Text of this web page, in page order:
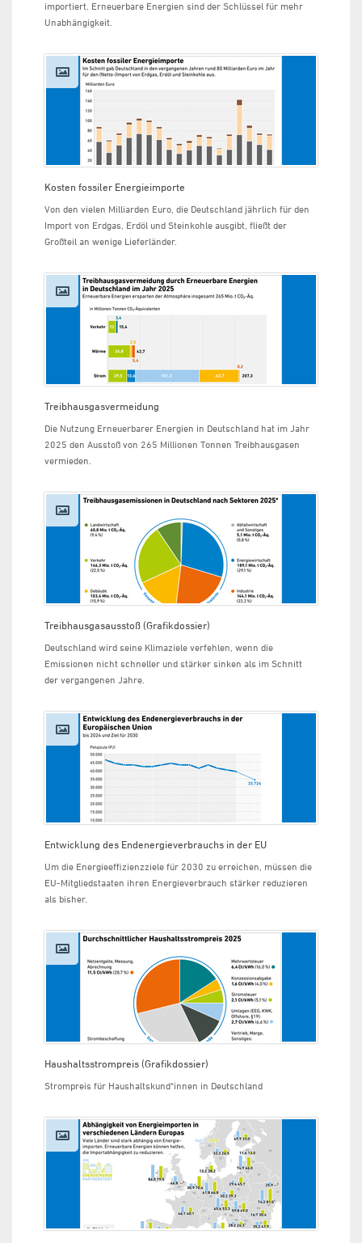
importiert. Erneuerbare Energien sind der Schlüssel für mehr
Unabhängigkeit.
Kosten fossiler Energieimporte
Von den vielen Milliarden Euro, die Deutschland jährlich für den
Import von Erdgas, Erdöl und Steinkohle ausgibt, fließt der
Großteil an wenige Lieferländer.
Treibhausgasvermeidung
Die Nutzung Erneuerbarer Energien in Deutschland hat im Jahr
2025 den Ausstoß von 265 Millionen Tonnen Treibhausgasen
vermieden.
Treibhausgasausstoß (Grafikdossier)
Deutschland wird seine Klimaziele verfehlen, wenn die
Emissionen nicht schneller und stärker sinken als im Schnitt
der vergangenen Jahre.
Entwicklung des Endenergieverbrauchs in der EU
Um die Energieeffizienzziele für 2030 zu erreichen, müssen die
EU-Mitgliedstaaten ihren Energieverbrauch stärker reduzieren
als bisher.
Haushaltsstrompreis (Grafikdossier)
Strompreis für Haushaltskund*innen in Deutschland